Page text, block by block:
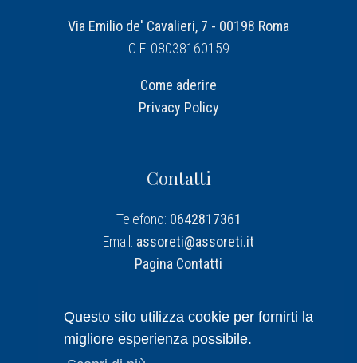
Questo sito utilizza cookie per fornirti la
migliore esperienza possibile.
Via Emilio de' Cavalieri, 7 - 00198 Roma
C.F. 08038160159
Come aderire
Privacy Policy
Contatti
Telefono: 0642817361
Email: assoreti@assoreti.it
Pagina Contatti